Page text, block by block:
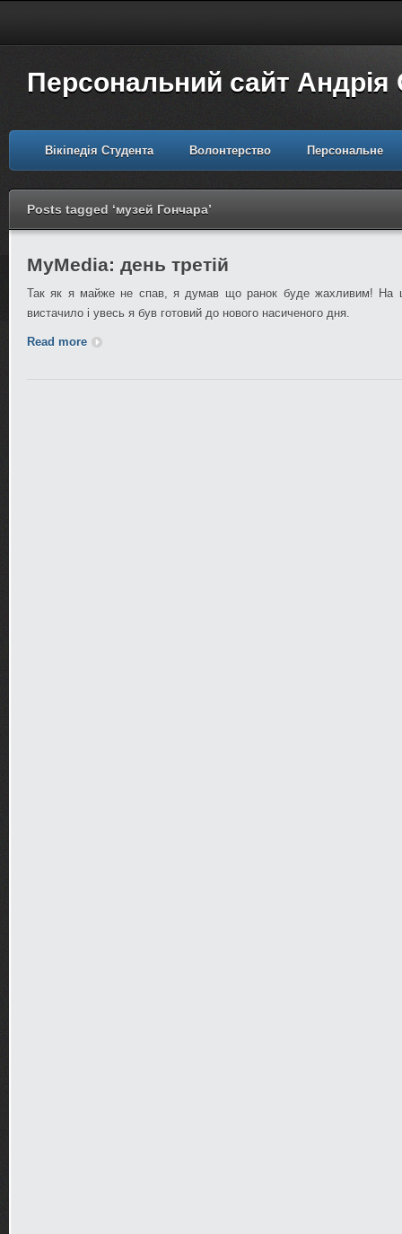
Персональний сайт Андрія
Вікіпедія Студента Волонтерство Персональне
Posts tagged ‘музей Гончара’
MyMedia: день третій
Так як я майже не спав, я думав що ранок буде жахливим! На
вистачило і увесь я був готовий до нового насиченого дня.
Read more